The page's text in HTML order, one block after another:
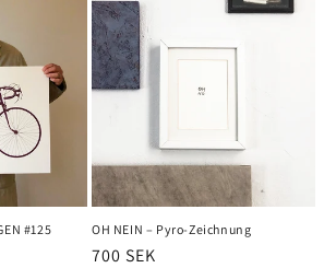
#125 OH NEIN – Pyro-Zeichnung
Normaler
700 SEK